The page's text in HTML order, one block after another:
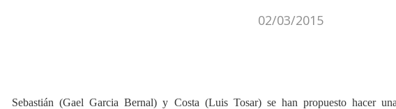
02/03/2015
Sebastián (Gael Garcia Bernal) y Costa (Luis Tosar) se han propuesto hacer